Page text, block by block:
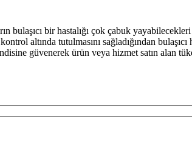
bir hastalığı çok çabuk
altında tutulmasını sağladığından
güvenerek ürün veya hizmet satın alan